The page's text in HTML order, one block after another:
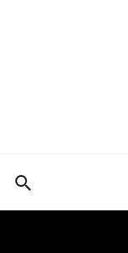
search